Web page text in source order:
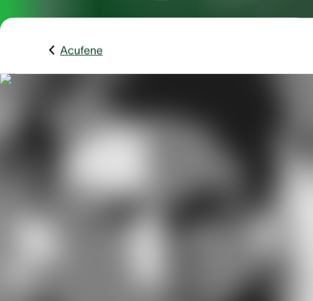
Acufene
del flusso sanguigno nei vasi all’interno e in prossimità
orecchie. Mentre l’acufene consiste in suoni in apparenza